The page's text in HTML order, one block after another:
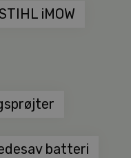
iMOW
batteri